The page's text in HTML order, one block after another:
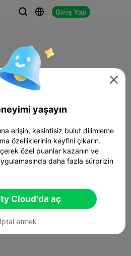
  Giriş Yap

yaşayın
erişin, kesintisiz bulut dilimleme
özelliklerinin keyfini çıkarın.
özel puanlar kazanın ve
daha fazla sürprizin
Cloud'da aç
İptal etmek